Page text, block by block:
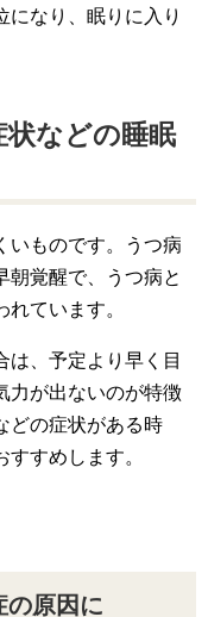
になり、眠りに入り
状などの睡眠
いものです。うつ病
朝覚醒で、うつ病と
ています。
は、予定より早く目
力が出ないのが特徴
どの症状がある時
すめします。
の原因に